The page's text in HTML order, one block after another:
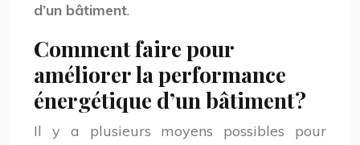
d’un bâtiment.
Comment faire pour
améliorer la performance
énergétique d’un bâtiment ?
Il y a plusieurs moyens possibles pour